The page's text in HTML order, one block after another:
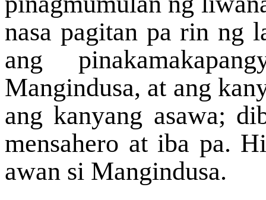
nasa pagitan pa rin ng
ang
Mangindusa, at ang
ang kanyang asawa;
mensahero at iba pa.
awan si Mangindusa.